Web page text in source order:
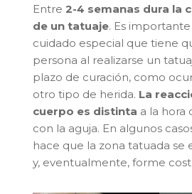
Entre2-4 semanas dura la
de un tatuaje. Es
cuidado especial que tiene
persona al realizarse un
plazo de curación, como
otro tipo de herida. La
cuerpo es distinta a la hora
con la aguja. En algunos
hace que la zona tatuada se
y, eventualmente, forme